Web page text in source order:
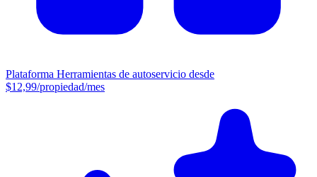
Plataforma Herramientas de autoservicio desde
$12,99/propiedad/mes